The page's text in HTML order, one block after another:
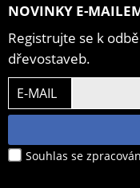
NOVINKY E-
Registrujte se k
dřevostaveb.
E-MAIL
Souhlas se